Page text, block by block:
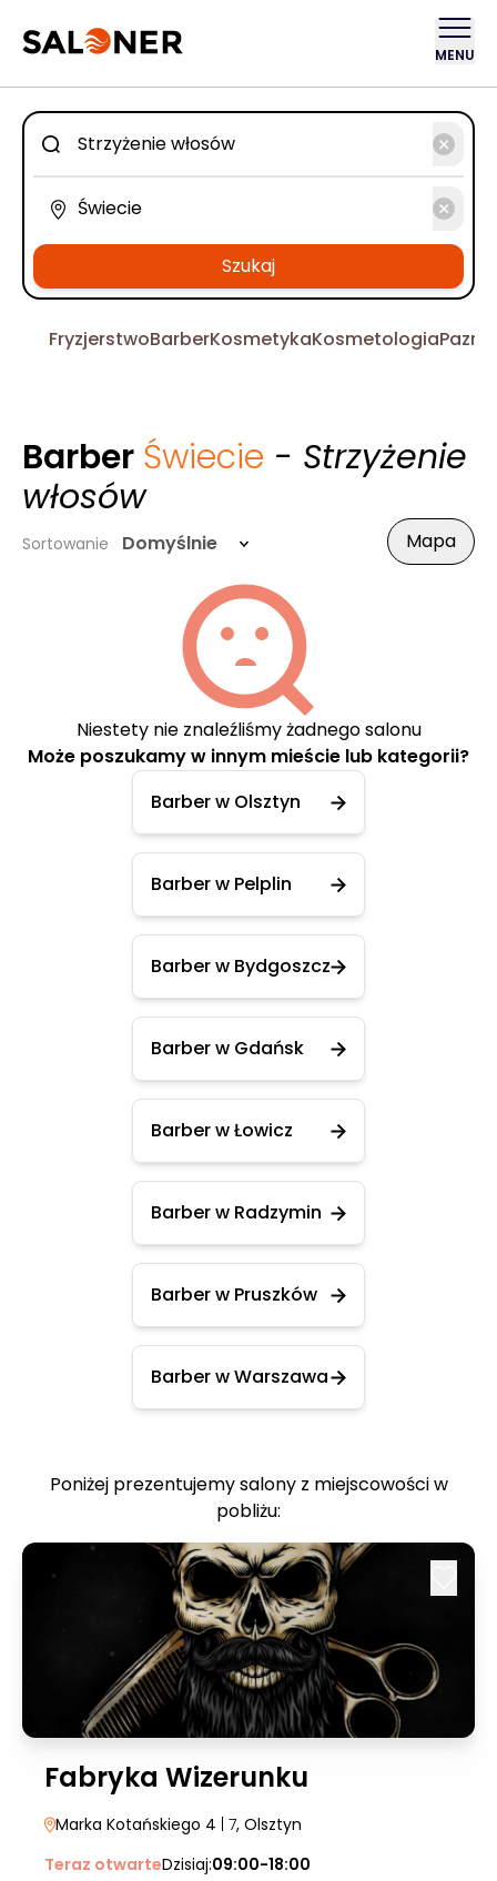
MENU
Szukaj
FryzjerstwoBarberKosmetykaKosmetologia
Barber Świecie - Strzyżenie
włosów
Sortowanie Domyślnie Mapa
Niestety nie znaleźliśmy żadnego salonu
Może poszukamy w innym mieście lub kategorii?
Barber w Olsztyn
Barber w Pelplin
Barber w Bydgoszcz
Barber w Gdańsk
Barber w Łowicz
Barber w Radzymin
Barber w Pruszków
Barber w Warszawa
Poniżej prezentujemy salony z miejscowości w
pobliżu:
Fabryka Wizerunku
Marka Kotańskiego 4 | 7, Olsztyn
Teraz otwarteDzisiaj:09:00-18:00